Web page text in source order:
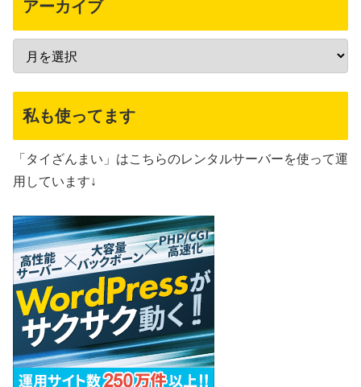
アーカイブ
私も使ってます
「タイざんまい」はこちらのレンタルサーバーを使って運
用しています↓